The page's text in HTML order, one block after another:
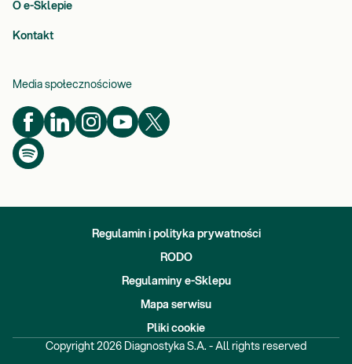
O e-Sklepie
Kontakt
Media społecznościowe
Regulamin i polityka prywatności
RODO
Regulaminy e-Sklepu
Mapa serwisu
Pliki cookie
Copyright 2026 Diagnostyka S.A. - All rights reserved